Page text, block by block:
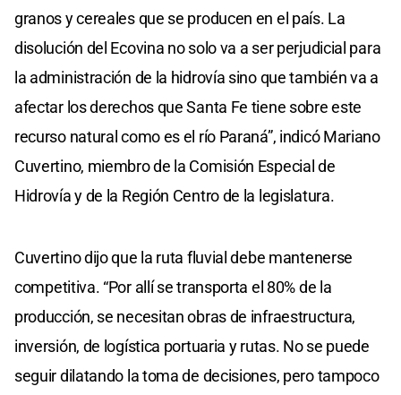
granos y cereales que se producen en el país. La
disolución del Ecovina no solo va a ser perjudicial para
la administración de la hidrovía sino que también va a
afectar los derechos que Santa Fe tiene sobre este
recurso natural como es el río Paraná”, indicó Mariano
Cuvertino, miembro de la Comisión Especial de
Hidrovía y de la Región Centro de la legislatura.
Cuvertino dijo que la ruta fluvial debe mantenerse
competitiva. “Por allí se transporta el 80% de la
producción, se necesitan obras de infraestructura,
inversión, de logística portuaria y rutas. No se puede
seguir dilatando la toma de decisiones, pero tampoco